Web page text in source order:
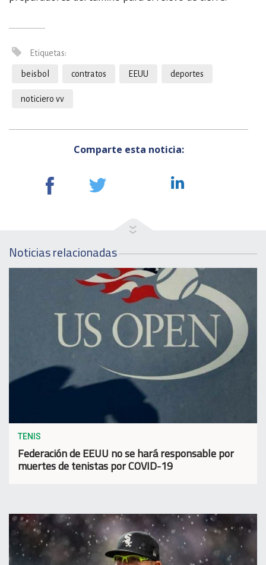
Etiquetas:
beisbol contratos EEUU deportes
noticiero vv
Comparte esta noticia:
Noticias relacionadas
TENIS
Federación de EEUU no se hará responsable por
muertes de tenistas por COVID-19